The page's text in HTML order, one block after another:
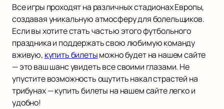
Все игры проходят на различных стадионах Европы,
создавая уникальную атмосферу для болельщиков.
Если вы хотите стать частью этого футбольного
праздника и поддержать свою любимую команду
вживую, купить билетыможно будет на нашем сайте
— это ваш шанс увидеть все своими глазами. Не
упустите возможность ощутить накал страстей на
трибунах — купить билеты на нашем сайте легко и
удобно!